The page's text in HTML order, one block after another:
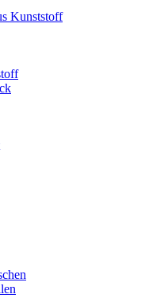
Kunststoff